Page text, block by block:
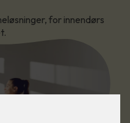
for innendørs